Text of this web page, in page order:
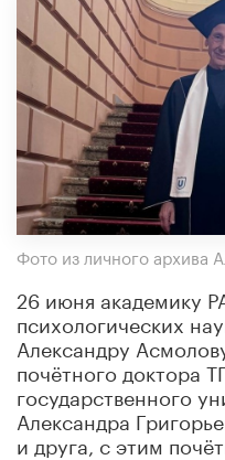
Фото из личного архива
26 июня академику
психологических
Александру
почётного доктора
государственного
Александра
и друга, с этим